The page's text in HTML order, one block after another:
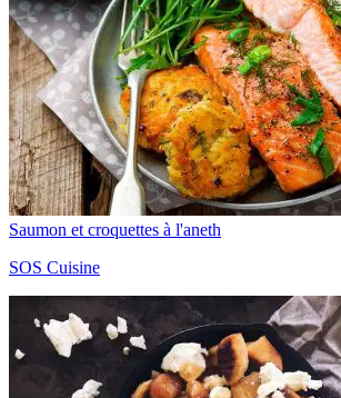
Saumon et croquettes à l'aneth
SOS Cuisine